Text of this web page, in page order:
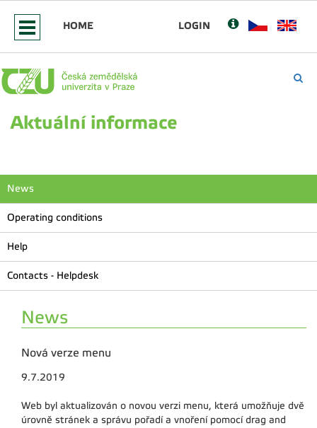
HOME LOGIN
Aktuální informace
News
Operating conditions
Help
Contacts - Helpdesk
News
Nová verze menu
9.7.2019
Web byl aktualizován o novou verzi menu, která umožňuje dvě
úrovně stránek a správu pořadí a vnoření pomocí drag and